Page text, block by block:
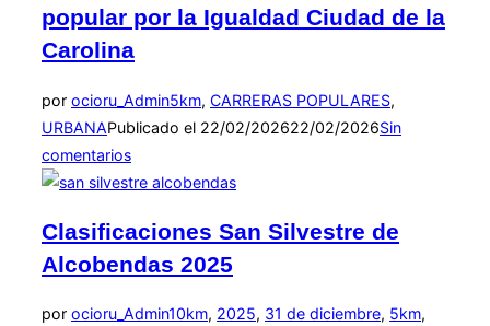
popular por la Igualdad Ciudad de la
Carolina
por ocioru_Admin5km, CARRERAS POPULARES,
URBANAPublicado el 22/02/202622/02/2026Sin
comentarios
Clasificaciones San Silvestre de
Alcobendas 2025
por ocioru_Admin10km, 2025, 31 de diciembre, 5km,